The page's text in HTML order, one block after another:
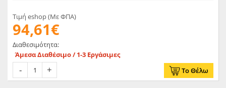
Τιμή eshop (Με ΦΠΑ)
94,61€
Διαθεσιμότητα:
Άμεσα Διαθέσιμο / 1-3 Εργάσιμες
Το Θέλω